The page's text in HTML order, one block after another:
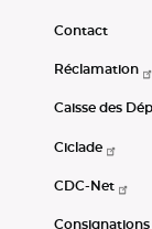
Contact
Réclamation
Caisse des
Ciclade
CDC-Net
Consignations